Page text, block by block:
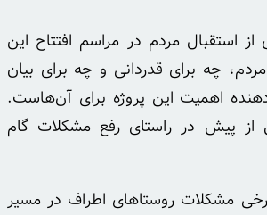
از استقبال مردم در مراسم افتتاح این
چه برای قدردانی و چه برای بیان
اهمیت این پروژه برای آن‌هاست.
از پیش در راستای رفع مشکلات گام
مشکلات روستاهای اطراف در مسیر